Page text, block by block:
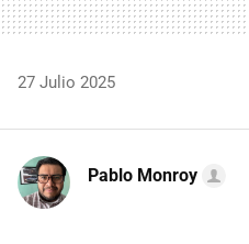
27 Julio 2025
Pablo Monroy